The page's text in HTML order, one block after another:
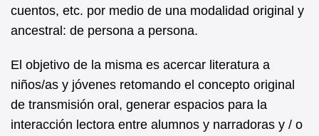
cuentos, etc. por medio de una modalidad original y
ancestral: de persona a persona.
El objetivo de la misma es acercar literatura a
niños/as y jóvenes retomando el concepto original
de transmisión oral, generar espacios para la
interacción lectora entre alumnos y narradoras y / o